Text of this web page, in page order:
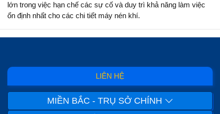
lớn trong việc hạn chế các sự cố và duy trì khả năng làm việc
ổn định nhất cho các chi tiết máy nén khí.
LIÊN HỆ
MIỀN BẮC - TRỤ SỞ CHÍNH